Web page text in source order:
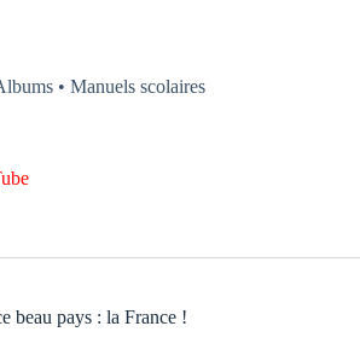
• Manuels scolaires
beau pays : la France !